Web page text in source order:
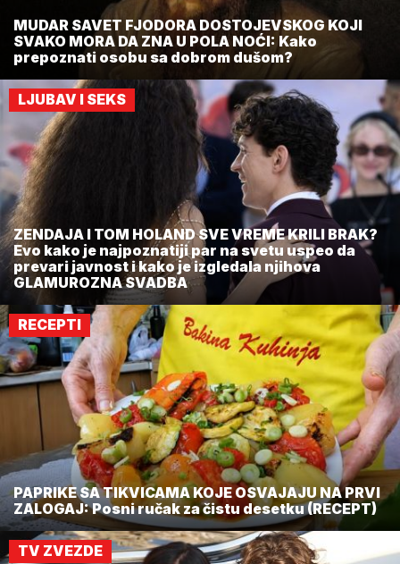
MUDAR SAVET FJODORA DOSTOJEVSKOG KOJI
SVAKO MORA DA ZNA U POLA NOĆI: Kako
prepoznati osobu sa dobrom dušom?
LJUBAV I SEKS
ZENDAJA I TOM HOLAND SVE VREME KRILI BRAK?
Evo kako je najpoznatiji par na svetu uspeo da
prevari javnost i kako je izgledala njihova
GLAMUROZNA SVADBA
RECEPTI
PAPRIKE SA TIKVICAMA KOJE OSVAJAJU NA PRVI
ZALOGAJ: Posni ručak za čistu desetku (RECEPT)
TV ZVEZDE